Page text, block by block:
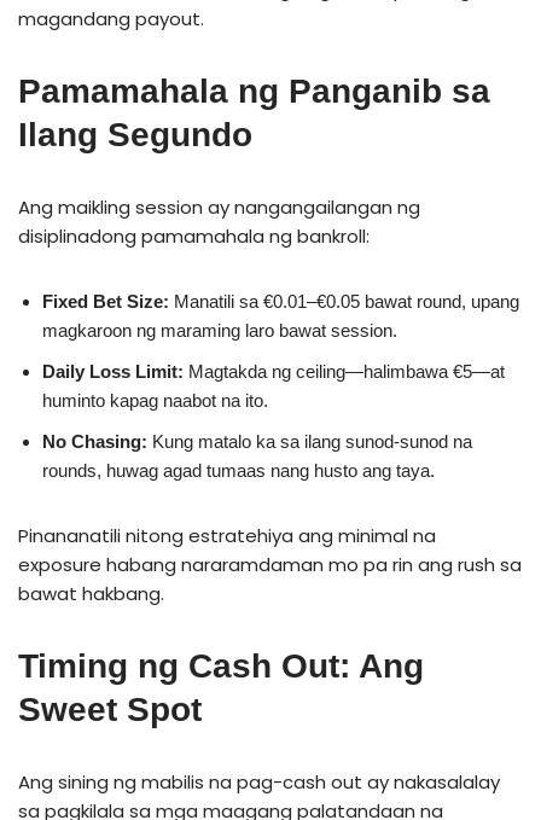
magandang payout.
Pamamahala ng Panganib sa
Ilang Segundo
Ang maikling session ay nangangailangan ng
disiplinadong pamamahala ng bankroll:
Fixed Bet Size: Manatili sa €0.01–€0.05 bawat round, upang
magkaroon ng maraming laro bawat session.
Daily Loss Limit: Magtakda ng ceiling—halimbawa €5—at
huminto kapag naabot na ito.
No Chasing: Kung matalo ka sa ilang sunod-sunod na
rounds, huwag agad tumaas nang husto ang taya.
Pinananatili nitong estratehiya ang minimal na
exposure habang nararamdaman mo pa rin ang rush sa
bawat hakbang.
Timing ng Cash Out: Ang
Sweet Spot
Ang sining ng mabilis na pag-cash out ay nakasalalay
sa pagkilala sa mga maagang palatandaan na